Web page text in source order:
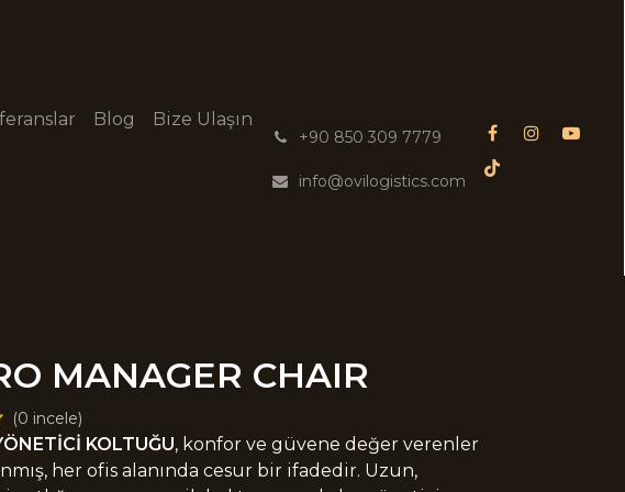
Blog Bize Ulaşın
+90 850 309 7779
info@ovilogistics.com
MANAGER CHAIR
(0 incele)
KOLTUĞU, konfor ve güvene değer verenler
her ofis alanında cesur bir ifadedir. Uzun,